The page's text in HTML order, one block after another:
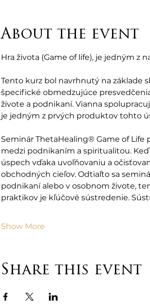
About the event
Hra života (Game of life), je jedným
Tento kurz bol navrhnutý na základe
špecifické obmedzujúce
živote a podnikaní. Vianna
je jedným z prvých produktov tohto
Seminár ThetaHealing® Game of
medzi podnikaním a spiritualitou.
úspech vďaka uvoľňovaniu a
obchodných cieľov. Odtiaľto sa
podnikaní alebo v osobnom živote,
praktikov je kľúčové sústredenie.
Show More
Share this event